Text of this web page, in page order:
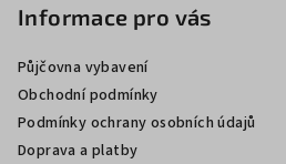
Informace pro vás
Půjčovna vybavení
Obchodní podmínky
Podmínky ochrany osobních údajů
Doprava a platby